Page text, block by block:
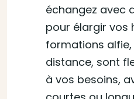
échangez avec
pour élargir vos
formations
distance, sont
à vos besoins,